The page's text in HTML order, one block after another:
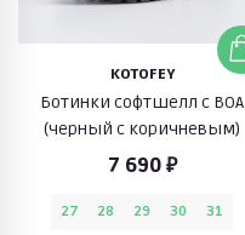
KOTOFEY
Ботинки софтшелл с BOA
(черный с коричневым)
7 690 ₽
27 28 29 30 31